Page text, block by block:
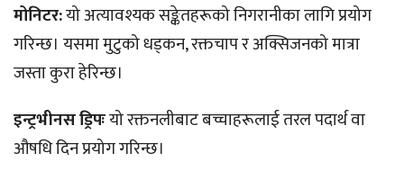
मोनिटर:यो अत्यावश्यक सङ्केतहरूको निगरानीका लागि प्रयोग
गरिन्छ। यसमा मुटुको धड्कन, रक्तचाप र अक्सिजनको मात्रा
जस्ता कुरा हेरिन्छ।
इन्ट्रभीनस ड्रिपःयो रक्तनलीबाट बच्चाहरूलाई तरल पदार्थ वा
औषधि दिन प्रयोग गरिन्छ।